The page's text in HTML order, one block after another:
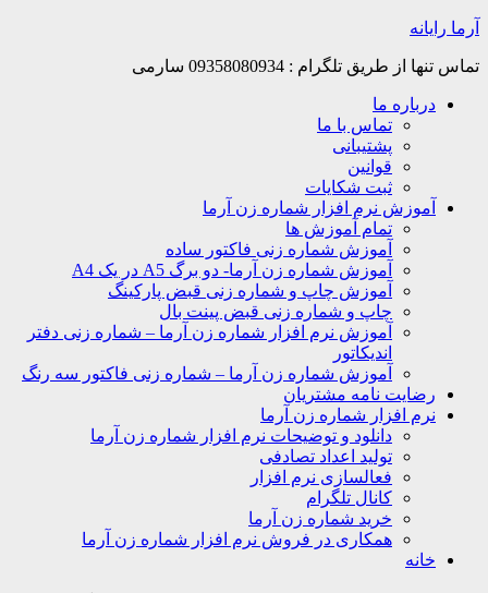
Skip
content
آرما رایانه
تماس تنها از طریق تلگرام : 09358080934 سارمی
درباره ما
تماس با ما
پشتیبانی
قوانین
ثبت شکایات
آموزش نرم افزار شماره زن آرما
تمام آموزش ها
آموزش شماره زنی فاکتور ساده
آموزش شماره زن آرما- دو برگ A5 در یک A4
آموزش چاپ و شماره زنی قبض پارکینگ
چاپ و شماره زنی قبض پینت بال
آموزش نرم افزار شماره زن آرما – شماره زنی دفتر
اندیکاتور
آموزش شماره زن آرما – شماره زنی فاکتور سه رنگ
رضایت نامه مشتریان
نرم افزار شماره زن آرما
دانلود و توضیحات نرم افزار شماره زن آرما
تولید اعداد تصادفی
فعالسازی نرم افزار
کانال تلگرام
خرید شماره زن آرما
همکاری در فروش نرم افزار شماره زن آرما
خانه